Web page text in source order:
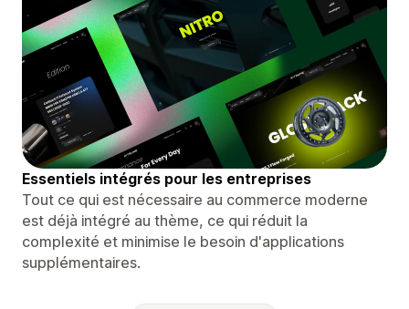
Essentiels intégrés pour les entreprises
Tout ce qui est nécessaire au commerce moderne
est déjà intégré au thème, ce qui réduit la
complexité et minimise le besoin d'applications
supplémentaires.